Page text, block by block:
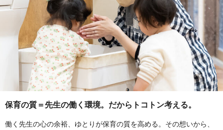
保育の質＝先生の働く環境。だからトコトン考える。
働く先生の心の余裕、ゆとりが保育の質を高める。その想いから、